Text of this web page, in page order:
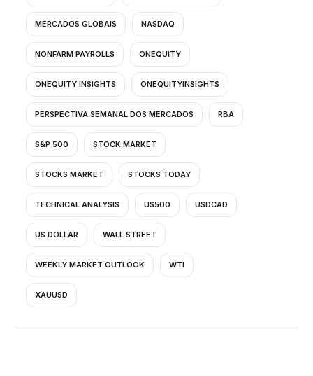
MERCADOS GLOBAIS NASDAQ
NONFARM PAYROLLS ONEQUITY
ONEQUITY INSIGHTS ONEQUITYINSIGHTS
PERSPECTIVA SEMANAL DOS MERCADOS RBA
S&P 500 STOCK MARKET
STOCKS MARKET STOCKS TODAY
TECHNICAL ANALYSIS US500 USDCAD
US DOLLAR WALL STREET
WEEKLY MARKET OUTLOOK WTI
XAUUSD